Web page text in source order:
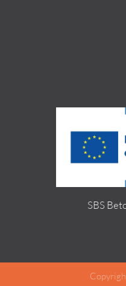
SBS